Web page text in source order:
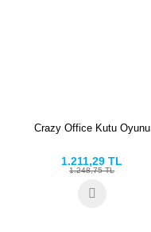
Crazy Office Kutu Oyunu
1.211,29 TL
1.248,75 TL